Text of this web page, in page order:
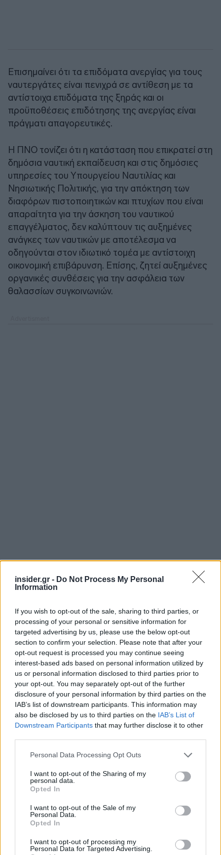
insider.gr - Do Not Process My Personal
Information
If you wish to opt-out of the sale, sharing to third parties, or
processing of your personal or sensitive information for
targeted advertising by us, please use the below opt-out
section to confirm your selection. Please note that after your
opt-out request is processed you may continue seeing
interest-based ads based on personal information utilized by
us or personal information disclosed to third parties prior to
your opt-out. You may separately opt-out of the further
disclosure of your personal information by third parties on the
IAB’s list of downstream participants. This information may
also be disclosed by us to third parties on the IAB’s List of
Downstream Participants that may further disclose it to other
Please note that this website/app uses one or more Google
not limited to your visit or usage behaviour. You may click to
grant or deny consent to Google and its third-party tags to
use your data for below specified purposes in below Google
consent section.
Personal Data Processing Opt Outs
I want to opt-out of the Sharing of my
personal data.
Opted In
I want to opt-out of the Sale of my
Personal Data.
Opted In
I want to opt-out of processing my
Personal Data for Targeted Advertising.
Επισημαίνει ότι τα επιδόματα ανεργίας για τους
ναυτεργάτες είναι πενιχρά σε αντίθεση με τα
αντίστοιχα επιδόματα της ξηράς και οι
προϋποθέσεις επιδότησης της ανεργίας είναι
πράγματι απαγορευτικές.
Η ΠΝΟ τονίζει ότι η κατάσταση που επικρατεί στη
δημόσια ναυτική εκπαίδευση και στις δημόσιες
υπηρεσίες του Υπουργείου Ναυτιλίας και
Νησιωτικής Πολιτικής, για την απόκτηση των
διαφόρων πιστοποιητικών και πτυχίων που είναι
απαραίτητα για την άσκηση του ναυτικού
επαγγέλματος, δεν καλύπτουν τις αυξημένες
ανάγκες των ναυτικών με αποτέλεσμα να
οδηγούνται στον ιδιωτικό τομέα με αντίστοιχη
οικονομική επιβάρυνση. Επίσης, ζητεί αυξημένες
οργανικές συνθέσεις για την ασφάλεια των
θαλασσίων συγκοινωνιών.
Πηγή: ΑΠΕ - ΜΠΕ
Ακολουθήστε το insider.gr στο Google News
και μάθετε
πρώτοι όλες τιςειδήσειςαπό την Ελλάδα και τον κόσμο.